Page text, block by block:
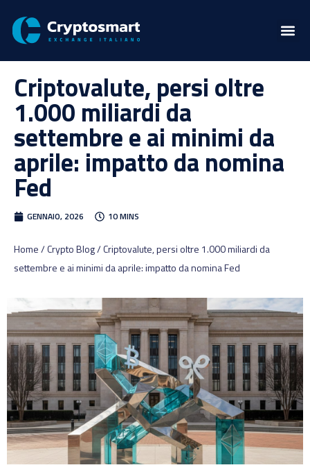
Criptovalute, persi oltre
1.000 miliardi da
settembre e ai minimi da
aprile: impatto da nomina
Fed
GENNAIO, 2026 10 MINS
Home / Crypto Blog / Criptovalute, persi oltre 1.000 miliardi da
settembre e ai minimi da aprile: impatto da nomina Fed